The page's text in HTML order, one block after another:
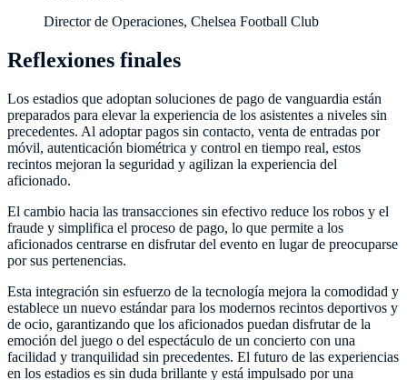
Director de Operaciones, Chelsea Football Club
Reflexiones finales
Los estadios que adoptan soluciones de pago de vanguardia están
preparados para elevar la experiencia de los asistentes a niveles sin
precedentes. Al adoptar pagos sin contacto, venta de entradas por
móvil, autenticación biométrica y control en tiempo real, estos
recintos mejoran la seguridad y agilizan la experiencia del
aficionado.
El cambio hacia las transacciones sin efectivo reduce los robos y el
fraude y simplifica el proceso de pago, lo que permite a los
aficionados centrarse en disfrutar del evento en lugar de preocuparse
por sus pertenencias.
Esta integración sin esfuerzo de la tecnología mejora la comodidad y
establece un nuevo estándar para los modernos recintos deportivos y
de ocio, garantizando que los aficionados puedan disfrutar de la
emoción del juego o del espectáculo de un concierto con una
facilidad y tranquilidad sin precedentes. El futuro de las experiencias
en los estadios es sin duda brillante y está impulsado por una